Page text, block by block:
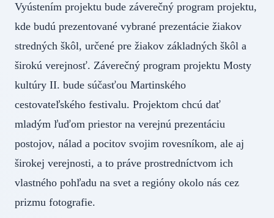
Vyústením projektu bude záverečný program projektu,
kde budú prezentované vybrané prezentácie žiakov
stredných škôl, určené pre žiakov základných škôl a
širokú verejnosť. Záverečný program projektu Mosty
kultúry II. bude súčasťou Martinského
cestovateľského festivalu. Projektom chcú dať
mladým ľuďom priestor na verejnú prezentáciu
postojov, nálad a pocitov svojim rovesníkom, ale aj
širokej verejnosti, a to práve prostredníctvom ich
vlastného pohľadu na svet a regióny okolo nás cez
prizmu fotografie.